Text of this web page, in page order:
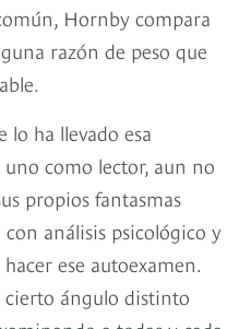
Hornby compara
razón de peso que
ha llevado esa
como lector, aun no
propios fantasmas
análisis psicológico y
ese autoexamen.
cierto ángulo distinto